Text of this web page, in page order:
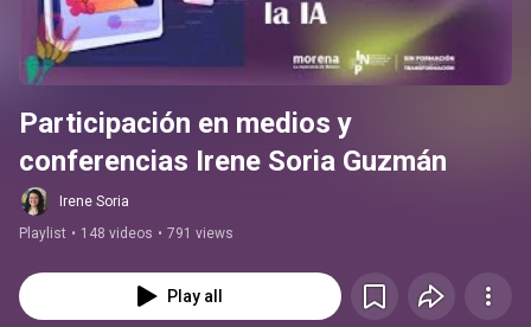
Participación en medios y
conferencias Irene Soria Guzmán
Irene Soria
Playlist • 148 videos • 791 views
Play all